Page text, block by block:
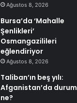
Ağustos 8, 2026
Bursa’da ‘Mahalle
Şenlikleri’
Osmangazilileri
eğlendiriyor
Ağustos 8, 2026
Taliban’ın beş yılı:
Afganistan’da durum
ne?